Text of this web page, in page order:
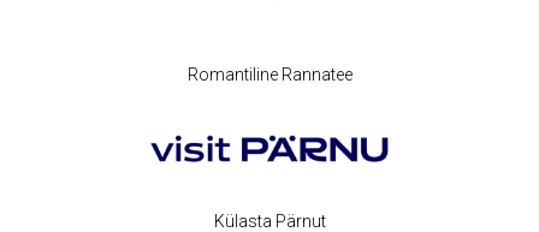
Romantiline Rannatee
Külasta Pärnut